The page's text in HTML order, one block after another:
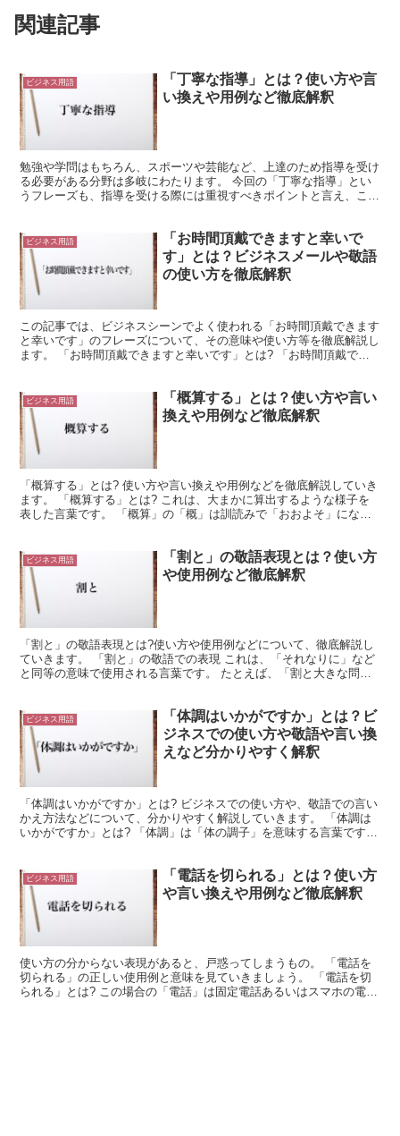
関連記事
ビジネス用語
「丁寧な指導」とは？使い方や言
い換えや用例など徹底解釈
勉強や学問はもちろん、スポーツや芸能など、上達のため指導を受け
る必要がある分野は多岐にわたります。 今回の「丁寧な指導」とい
うフレーズも、指導を受ける際には重視すべきポイントと言え、これ
ビジネス用語
「お時間頂戴できますと幸いで
す」とは？ビジネスメールや敬語
の使い方を徹底解釈
この記事では、ビジネスシーンでよく使われる「お時間頂戴できます
と幸いです」のフレーズについて、その意味や使い方等を徹底解説し
ます。 「お時間頂戴できますと幸いです」とは? 「お時間頂戴でき
ビジネス用語
「概算する」とは？使い方や言い
換えや用例など徹底解釈
「概算する」とは? 使い方や言い換えや用例などを徹底解説していき
ます。 「概算する」とは? これは、大まかに算出するような様子を
表した言葉です。 「概算」の「概」は訓読みで「おおよそ」になり
ビジネス用語
「割と」の敬語表現とは？使い方
や使用例など徹底解釈
「割と」の敬語表現とは?使い方や使用例などについて、徹底解説し
ていきます。 「割と」の敬語での表現 これは、「それなりに」など
と同等の意味で使用される言葉です。 たとえば、「割と大きな問題
ビジネス用語
「体調はいかがですか」とは？ビ
ジネスでの使い方や敬語や言い換
えなど分かりやすく解釈
「体調はいかがですか」とは? ビジネスでの使い方や、敬語での言い
かえ方法などについて、分かりやすく解説していきます。 「体調は
いかがですか」とは? 「体調」は「体の調子」を意味する言葉です。
ビジネス用語
「電話を切られる」とは？使い方
や言い換えや用例など徹底解釈
使い方の分からない表現があると、戸惑ってしまうもの。 「電話を
切られる」の正しい使用例と意味を見ていきましょう。 「電話を切
られる」とは? この場合の「電話」は固定電話あるいはスマホの電